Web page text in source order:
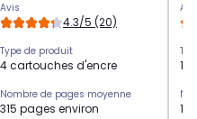
Avis
4.3/5 (20)
Type de produit
4 cartouches d'encre
Nombre de pages moyenne
315 pages environ
1